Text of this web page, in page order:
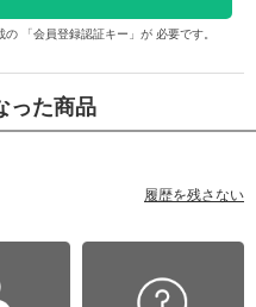
「会員登録認証キー」が 必要です。
った商品
履歴を残さない